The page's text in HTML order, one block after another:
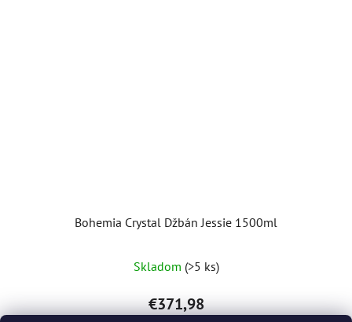
Bohemia Crystal Džbán Jessie 1500ml
Skladom (>5 ks)
€371,98